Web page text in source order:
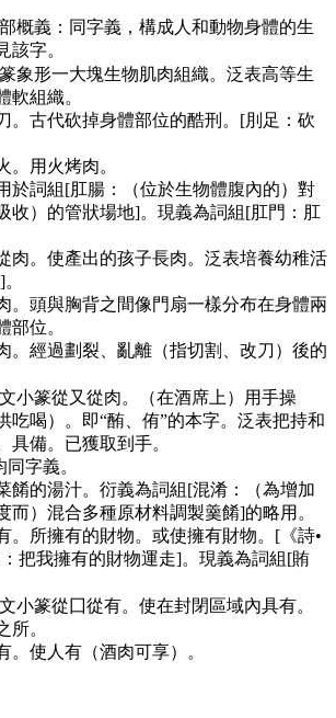
部概義：同字義，構成人和動物身體的生
該字。
象形一大塊生物肌肉組織。泛表高等生
軟組織。
。古代砍掉身體部位的酷刑。[刖足：砍
。用火烤肉。
於詞組[肛腸：（位於生物體腹內的）對
收）的管狀場地]。現義為詞組[肛門：肛
肉。使產出的孩子長肉。泛表培養幼稚活
。頭與胸背之間像門扇一樣分布在身體兩
部位。
。經過劃裂、亂離（指切割、改刀）後的
小篆從又從肉。（在酒席上）用手操
吃喝）。即“酭、侑”的本字。泛表把持和
具備。已獲取到手。
字義。
餚的湯汁。衍義為詞組[混淆：（為增加
而）混合多種原材料調製羹餚]的略用。
。所擁有的財物。或使擁有財物。[《詩•
把我擁有的財物運走]。現義為詞組[賄
小篆從囗從有。使在封閉區域內具有。
所。
。使人有（酒肉可享）。